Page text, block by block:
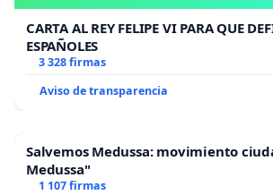
CARTA AL REY FELIPE VI PARA QUE
ESPAÑOLES
3 328 firmas
Aviso de transparencia
Salvemos Medussa: movimiento
Medussa"
1 107 firmas